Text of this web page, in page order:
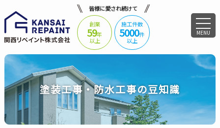
皆様に愛され続けて
創業
59年
以上
施工件数
5000件
以上
MENU
塗装工事・防水工事の豆知識